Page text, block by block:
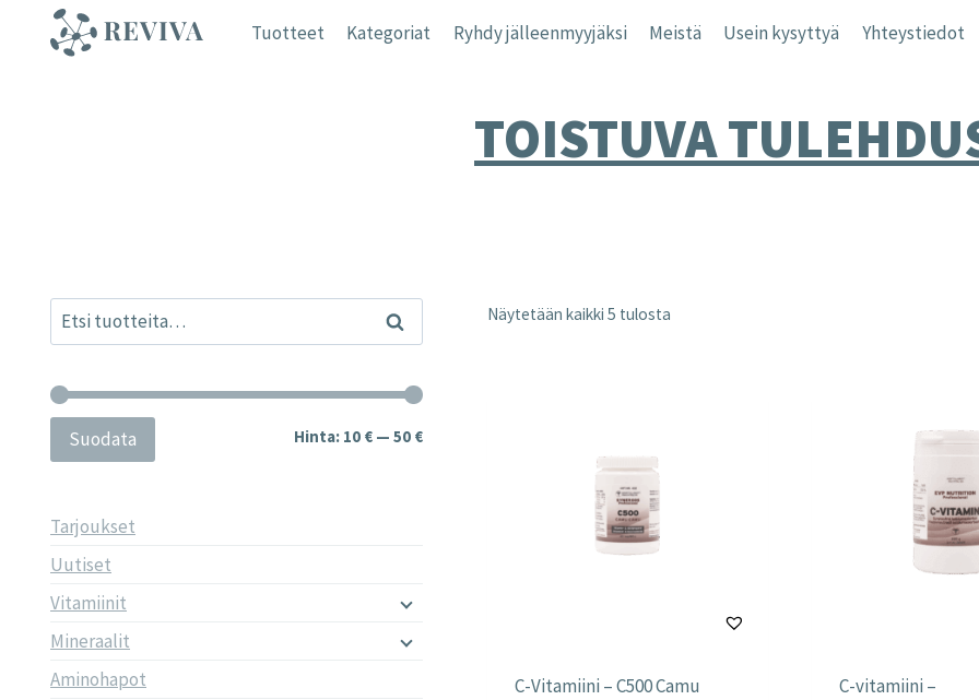
sisältöön
Tuotteet Kategoriat Ryhdy jälleenmyyjäksi Meistä Usein kysyttyä Yhteystiedot
TOISTUVA
Näytetään kaikki 5 tulosta
C-Vitamiini – C500 Camu
C-vitamiini –
Etsi: Haku
Minimihinta
Maksimihinta
Suodata Hinta: 10 €— 50 €
Tarjoukset
Uutiset
Vitamiinit
Mineraalit
Aminohapot